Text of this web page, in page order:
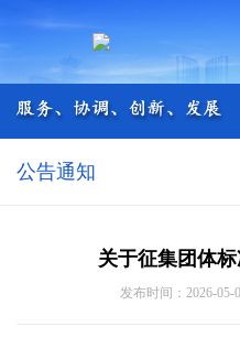
公告通知
关于征集团体
发布时间：2026-05-